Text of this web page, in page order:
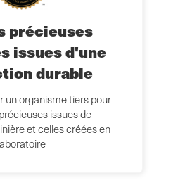
précieuses
issues d'une
durable
un organisme tiers pour
issues de
et celles créées en